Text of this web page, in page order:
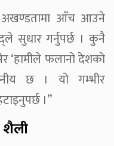
अखण्डतामा आँच आउने
सुधार गर्नुपर्छ । कुनै
‘हामीले फलानो देशको
छ । यो गम्भीर
।”
शैली